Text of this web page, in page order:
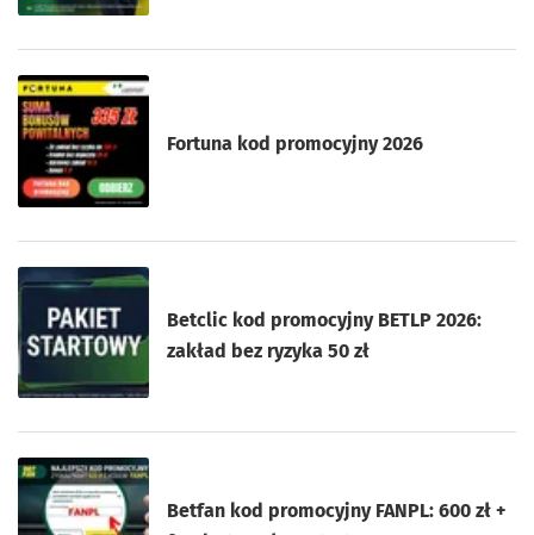
Fortuna kod promocyjny 2026
Betclic kod promocyjny BETLP 2026:
zakład bez ryzyka 50 zł
Betfan kod promocyjny FANPL: 600 zł +